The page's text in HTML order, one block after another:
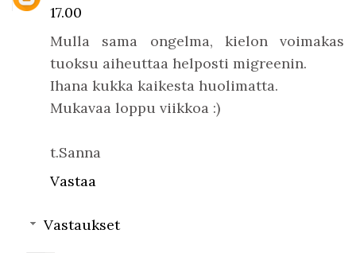
17.00
Mulla sama ongelma, kielon voimakas
tuoksu aiheuttaa helposti migreenin.
Ihana kukka kaikesta huolimatta.
Mukavaa loppu viikkoa :)
t.Sanna
Vastaa
Vastaukset